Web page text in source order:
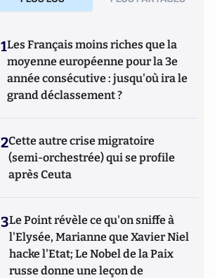
1Les Français moins riches que la
moyenne européenne pour la 3e
année consécutive : jusqu'où ira le
grand déclassement ?
2Cette autre crise migratoire
(semi-orchestrée) qui se profile
après Ceuta
3Le Point révèle ce qu'on sniffe à
l'Elysée, Marianne que Xavier Niel
hacke l'Etat; Le Nobel de la Paix
russe donne une leçon de